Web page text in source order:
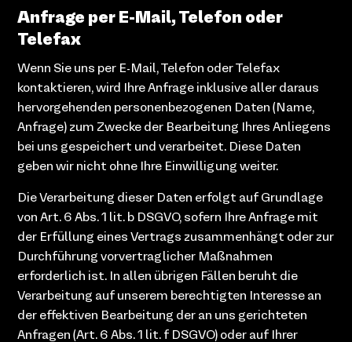
Anfrage per E-Mail, Telefon oder
Telefax
Wenn Sie uns per E-Mail, Telefon oder Telefax
kontaktieren, wird Ihre Anfrage inklusive aller daraus
hervorgehenden personenbezogenen Daten (Name,
Anfrage) zum Zwecke der Bearbeitung Ihres Anliegens
bei uns gespeichert und verarbeitet. Diese Daten
geben wir nicht ohne Ihre Einwilligung weiter.
Die Verarbeitung dieser Daten erfolgt auf Grundlage
von Art. 6 Abs. 1 lit. b DSGVO, sofern Ihre Anfrage mit
der Erfüllung eines Vertrags zusammenhängt oder zur
Durchführung vorvertraglicher Maßnahmen
erforderlich ist. In allen übrigen Fällen beruht die
Verarbeitung auf unserem berechtigten Interesse an
der effektiven Bearbeitung der an uns gerichteten
Anfragen (Art. 6 Abs. 1 lit. f DSGVO) oder auf Ihrer